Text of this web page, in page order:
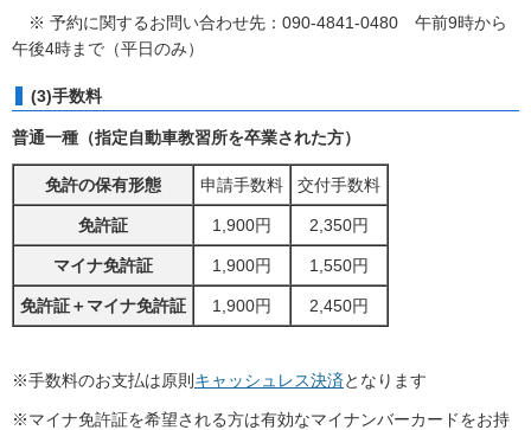
※ 予約に関するお問い合わせ先：090-4841-0480 午前9時から
午後4時まで（平日のみ）
(3)手数料
普通一種（指定自動車教習所を卒業された方）
免許の保有形態 申請手数料 交付手数料
免許証 1,900円 2,350円
マイナ免許証 1,900円 1,550円
免許証＋マイナ免許証 1,900円 2,450円
※手数料のお支払は原則キャッシュレス決済となります
※マイナ免許証を希望される方は有効なマイナンバーカードをお持